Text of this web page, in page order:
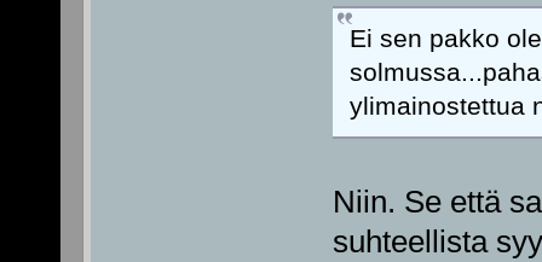
Ei sen pakko
ylimainostettua
Niin. Se että
suhteellista